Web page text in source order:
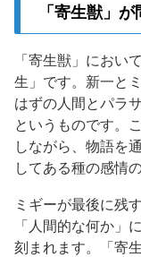
「寄生獣」
「寄生獣」におい
生」です。新一と
はずの人間とパラ
というものです。
しながら、物語を
してある種の感情
ミギーが最後に残
「人間的な何か」
刻まれます。「寄